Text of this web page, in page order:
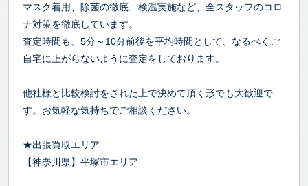
マスク着用、除菌の徹底、検温実施など、全スタッフのコロ
ナ対策を徹底しています。
査定時間も、5分～10分前後を平均時間として、なるべくご
自宅に上がらないように査定をしております。
他社様と比較検討をされた上で決めて頂く形でも大歓迎で
す。お気軽な気持ちでご相談ください。
★出張買取エリア
【神奈川県】平塚市エリア